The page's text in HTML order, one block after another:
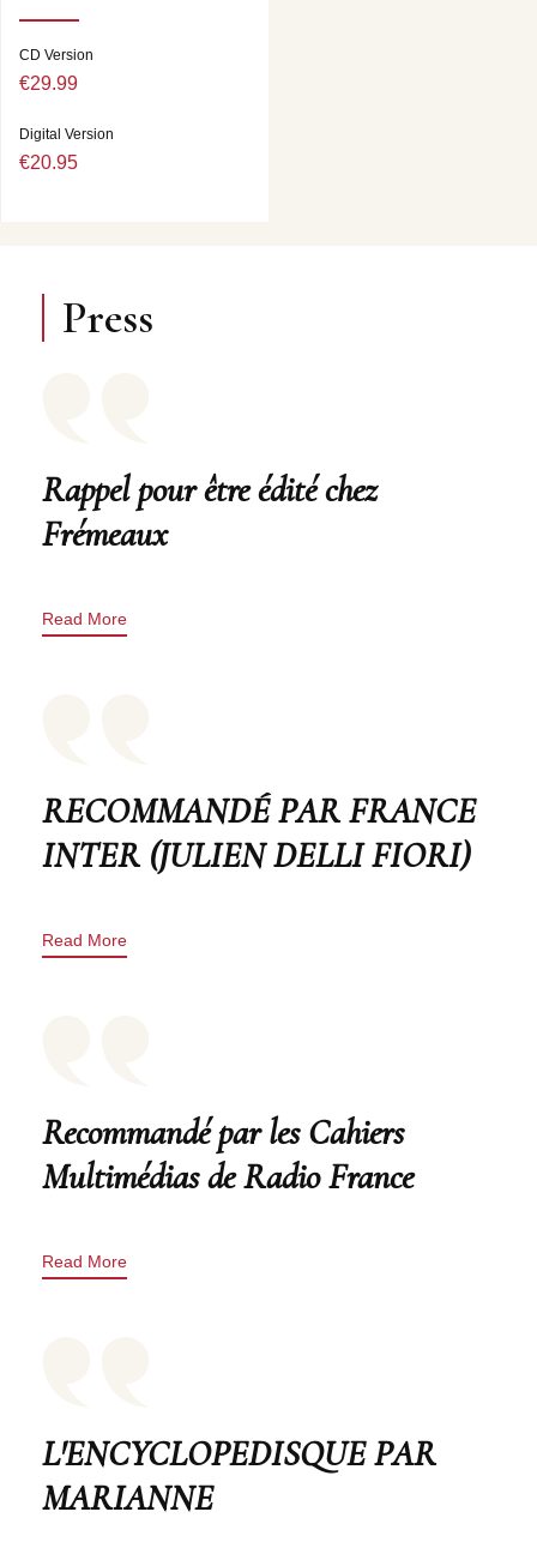
CD Version
€29.99
Digital Version
€20.95
Press
Rappel pour être édité chez
Frémeaux
Read More
RECOMMANDÉ PAR FRANCE
INTER (JULIEN DELLI FIORI)
Read More
Recommandé par les Cahiers
Multimédias de Radio France
Read More
L'ENCYCLOPEDISQUE PAR
MARIANNE